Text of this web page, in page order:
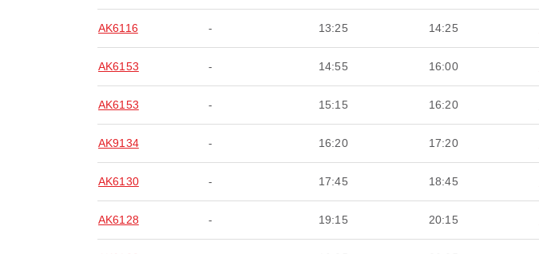
AK6116 - 13:25 14:25
AK6153 - 14:55 16:00
AK6153 - 15:15 16:20
AK9134 - 16:20 17:20
AK6130 - 17:45 18:45
AK6128 - 19:15 20:15